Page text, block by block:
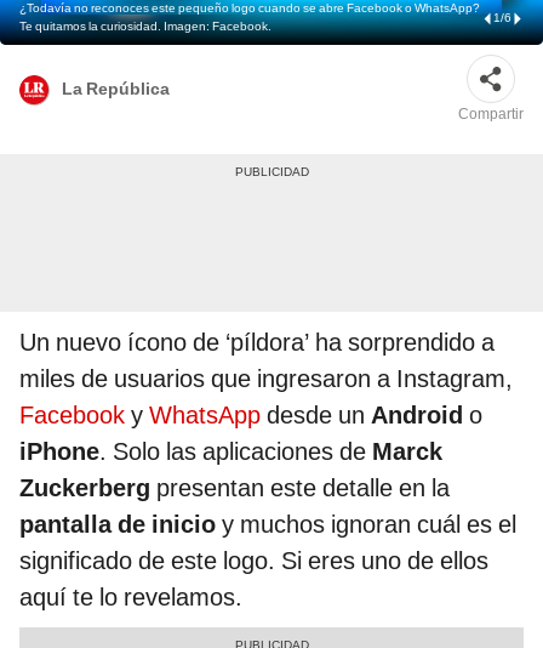
¿Todavía no reconoces este pequeño logo cuando se abre Facebook o WhatsApp?
Te quitamos la curiosidad. Imagen: Facebook.
1/6
La República
Compartir
Un nuevo ícono de ‘píldora’ ha sorprendido a
miles de usuarios que ingresaron a Instagram,
Facebook y WhatsApp desde un Android o
iPhone. Solo las aplicaciones de Marck
Zuckerberg presentan este detalle en la
pantalla de inicio y muchos ignoran cuál es el
significado de este logo. Si eres uno de ellos
aquí te lo revelamos.